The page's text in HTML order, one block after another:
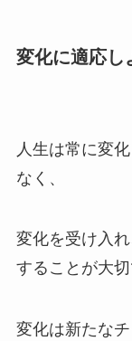
変化に適応し
人生は常に変
なく、
変化を受け入
することが大切
変化は新たな